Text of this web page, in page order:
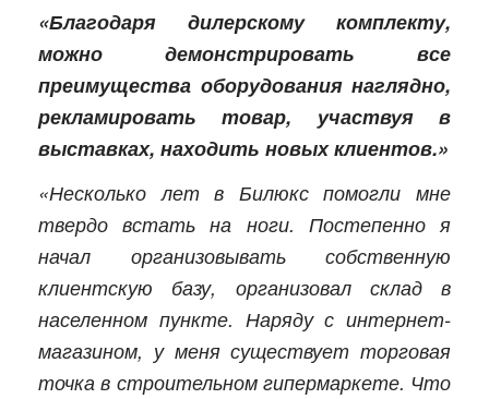
«Благодаря дилерскому комплекту,
можно демонстрировать все
преимущества оборудования наглядно,
рекламировать товар, участвуя в
выставках, находить новых клиентов.»
«Несколько лет в Билюкс помогли мне
твердо встать на ноги. Постепенно я
начал организовывать собственную
клиентскую базу, организовал склад в
населенном пункте. Наряду с интернет-
магазином, у меня существует торговая
точка в строительном гипермаркете. Что